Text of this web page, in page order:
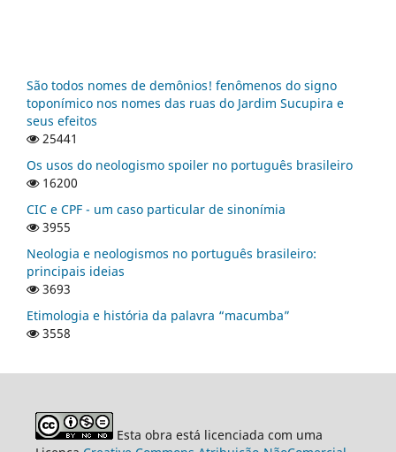
São todos nomes de demônios! fenômenos do signo
toponímico nos nomes das ruas do Jardim Sucupira e
seus efeitos
25441
Os usos do neologismo spoiler no português brasileiro
16200
CIC e CPF - um caso particular de sinonímia
3955
Neologia e neologismos no português brasileiro:
principais ideias
3693
Etimologia e história da palavra “macumba”
3558
Esta obra está licenciada com uma